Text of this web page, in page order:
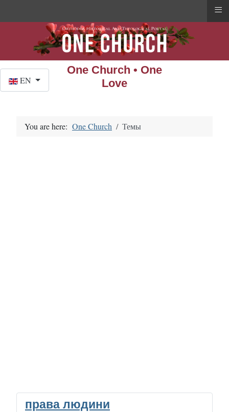
One Church • One
Love
EN
You are here: One Church Темы
права людини
≡